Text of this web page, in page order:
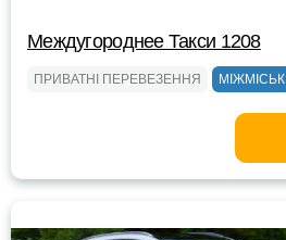
Междугороднее Такси 1208
ПРИВАТНІ ПЕРЕВЕЗЕННЯ МІЖМІСЬКІ